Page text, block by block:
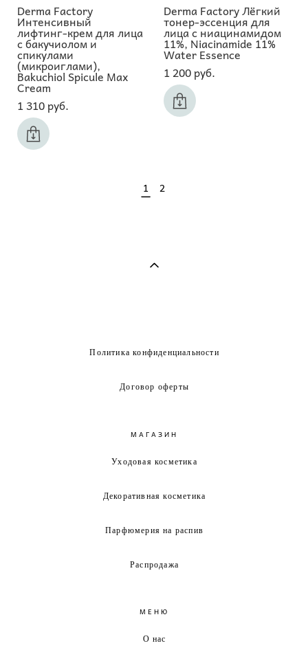
Derma Factory
Интенсивный
лифтинг-крем для лица
с бакучиолом и
спикулами
(микроиглами),
Bakuchiol Spicule Max
Cream
1 310 pуб.
Derma Factory Лёгкий
тонер-эссенция для
лица с ниацинамидом
11%, Niacinamide 11%
Water Essence
1 200 pуб.
1 2
Политика конфиденциальности
Договор оферты
МАГАЗИН
Уходовая косметика
Декоративная косметика
Парфюмерия на распив
Распродажа
МЕНЮ
О нас